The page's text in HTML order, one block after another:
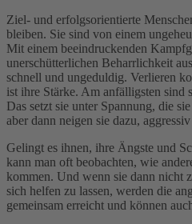
Ziel- und erfolgsorientierte
bleiben. Sie sind von einem
Mit einem beeindruckenden
unerschütterlichen Beharrlichkeit
schnell und ungeduldig. Verlieren
ist ihre Stärke. Am anfälligsten sind
Das setzt sie unter Spannung, die
aber dann neigen sie dazu,
Gelingt es ihnen, ihre Ängste und
kann man oft beobachten, wie
kommen. Und wenn sie dann nicht
sich helfen zu lassen, werden die
gemeinsam erreicht und können